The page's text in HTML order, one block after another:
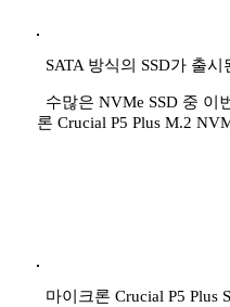
SATA 방식의 SSD가 출
수많은 NVMe SSD 중 이
론 Crucial P5 Plus M.2
마이크론 Crucial P5 Plus